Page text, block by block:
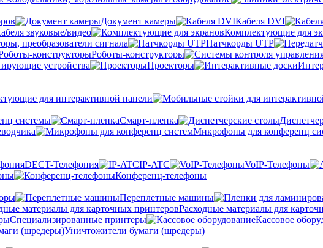
Документ камеры Кабеля DVI
звуковые/видео Комплектующие для
преобразователи сигнала
Патчкорды UTP
Роботы-конструкторы
устройства Проекторы
для интерактивной панели
системы
Cмарт-пленка
Микрофоны для конференц
DECT-Телефония IP-ATC VoIP-Телефоны
Конференц-телефоны
Переплетные машины
Расходные материалы для
Специализированные принтеры Кассовое
Уничтожители бумаги (шредеры)